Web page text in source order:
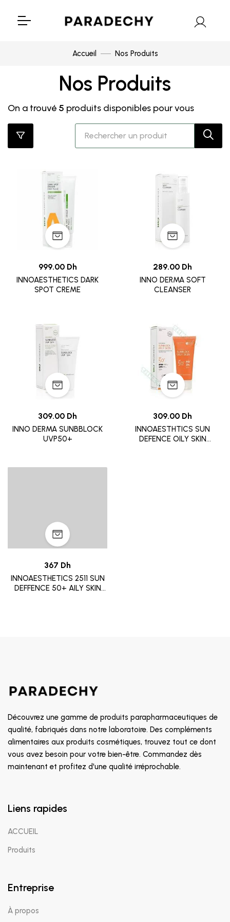
Accueil Nos Produits
Nos Produits
On a trouvé 5 produits disponibles pour vous
999.00 Dh
INNOAESTHETICS DARK
SPOT CREME
289.00 Dh
INNO DERMA SOFT
CLEANSER
309.00 Dh
INNO DERMA SUNBBLOCK
UVP50+
309.00 Dh
INNOAESTHTICS SUN
DEFENCE OILY SKIN
367 Dh
INNOAESTHETICS 2511 SUN
DEFFENCE 50+ AILY SKIN
Découvrez une gamme de produits parapharmaceutiques de
qualité, fabriqués dans notre laboratoire. Des compléments
alimentaires aux produits cosmétiques, trouvez tout ce dont
vous avez besoin pour votre bien-être. Commandez dès
maintenant et profitez d'une qualité irréprochable.
Liens rapides
ACCUEIL
Produits
Entreprise
À propos